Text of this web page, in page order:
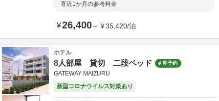
直近1か月の参考料金
¥26,400～ ¥35,420/泊
ホテル
8人部屋 貸切 二段ベッド 即予約
GATEWAY MAIZURU
新型コロナウイルス対策あり